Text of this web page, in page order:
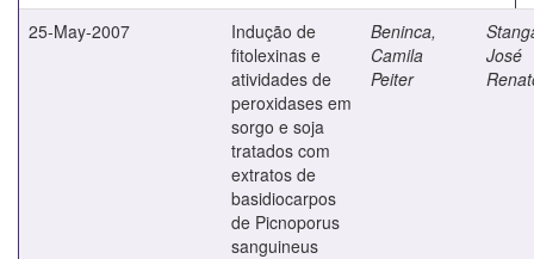
25-May-2007
Indução de
fitolexinas e
atividades de
peroxidases em
sorgo e soja
tratados com
extratos de
basidiocarpos
de Picnoporus
sanguineus
Beninca,
Camila
Peiter
José